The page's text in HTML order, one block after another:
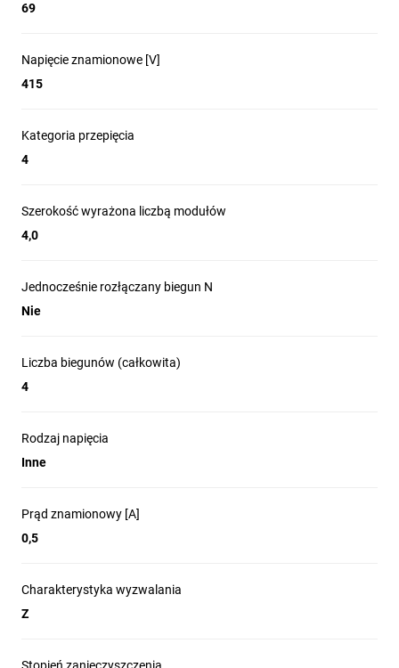
69
Napięcie znamionowe [V]
415
Kategoria przepięcia
4
Szerokość wyrażona liczbą modułów
4,0
Jednocześnie rozłączany biegun N
Nie
Liczba biegunów (całkowita)
4
Rodzaj napięcia
Inne
Prąd znamionowy [A]
0,5
Charakterystyka wyzwalania
Z